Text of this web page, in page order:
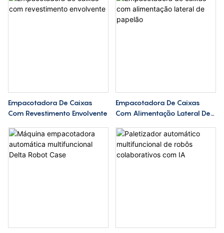
Empacotadora De Caixas
Com Revestimento Envolvente
Empacotadora De Caixas
Com Alimentação Lateral De